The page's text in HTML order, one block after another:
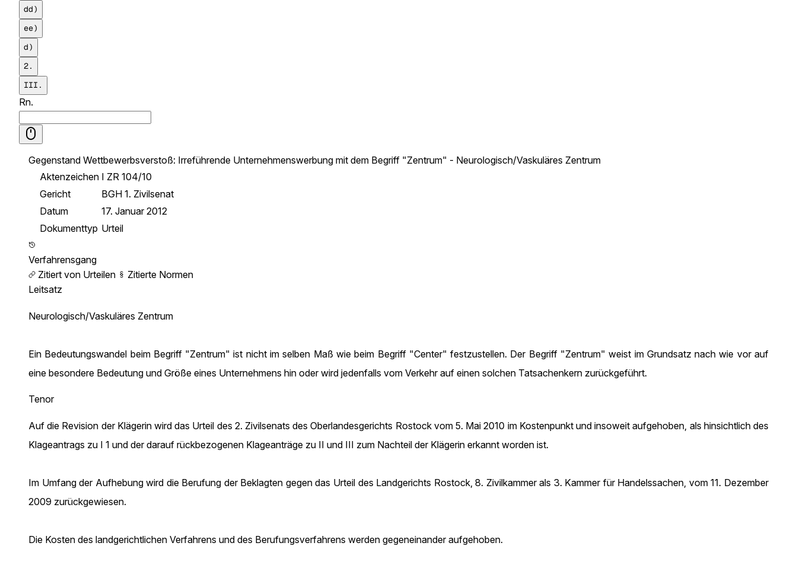
dd)
ee)
d)
2.
III.
Rn.
Gegenstand Wettbewerbsverstoß: Irreführende Unternehmenswerbung mit dem Begriff "Zentrum" - Neurologisch/Vaskuläres Zentrum
Aktenzeichen I ZR 104/10
Gericht
BGH 1. Zivilsenat
Datum
17. Januar 2012
Dokumenttyp Urteil
Verfahrensgang
Zitiert von Urteilen
Zitierte Normen
Leitsatz
Neurologisch/Vaskuläres Zentrum
Ein Bedeutungswandel beim Begriff "Zentrum" ist nicht im selben Maß wie beim Begriff "Center" festzustellen. Der Begriff "Zentrum" weist im Grundsatz nach wie vor auf
eine besondere Bedeutung und Größe eines Unternehmens hin oder wird jedenfalls vom Verkehr auf einen solchen Tatsachenkern zurückgeführt.
Tenor
Auf die Revision der Klägerin wird das Urteil des 2. Zivilsenats des Oberlandesgerichts Rostock vom 5. Mai 2010 im Kostenpunkt und insoweit aufgehoben, als hinsichtlich des
Klageantrags zu I 1 und der darauf rückbezogenen Klageanträge zu II und III zum Nachteil der Klägerin erkannt worden ist.
Im Umfang der Aufhebung wird die Berufung der Beklagten gegen das Urteil des Landgerichts Rostock, 8. Zivilkammer als 3. Kammer für Handelssachen, vom 11. Dezember
2009 zurückgewiesen.
Die Kosten des landgerichtlichen Verfahrens und des Berufungsverfahrens werden gegeneinander aufgehoben.